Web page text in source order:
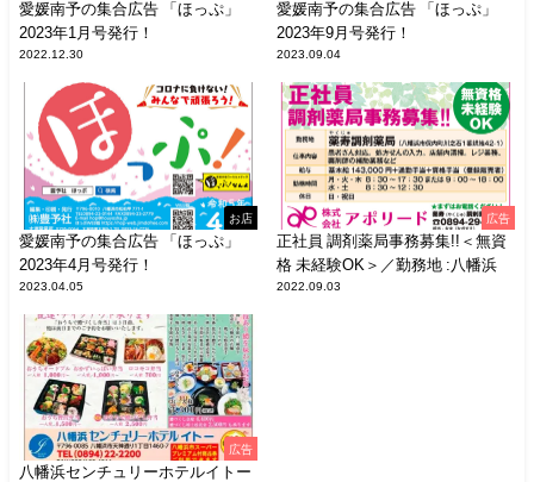
愛媛南予の集合広告 「ほっぷ」
2023年1月号発行！
2022.12.30
愛媛南予の集合広告 「ほっぷ」
2023年9月号発行！
2023.09.04
お店
愛媛南予の集合広告 「ほっぷ」
2023年4月号発行！
2023.04.05
広告
正社員 調剤薬局事務募集!!＜無資
格 未経験OK＞／勤務地 :八幡浜
2022.09.03
広告
八幡浜センチュリーホテルイトー